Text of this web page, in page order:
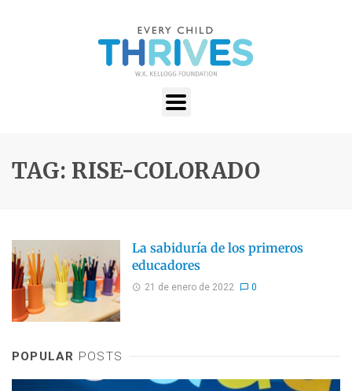
TAG: RISE-COLORADO
La sabiduría de los primeros
educadores
21 de enero de 2022 0
POPULAR POSTS